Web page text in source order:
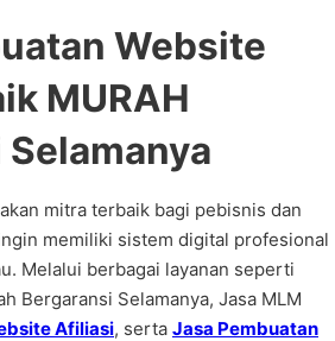
Website
MURAH
mitra terbaik bagi pebisnis dan
memiliki sistem digital profesional
Melalui berbagai layanan seperti
Bergaransi Selamanya, Jasa MLM
Afiliasi, serta Jasa Pembuatan